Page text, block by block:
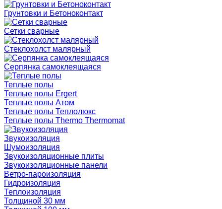
Грунтовки и Бетоноконтакт
Сетки сварные
Cтеклохолст малярный
Серпянка самоклеящаяся
Теплые полы
Теплые полы Ergert
Теплые полы Атом
Теплые полы Теплолюкс
Теплые полы Thermo Thermomat
Звукоизоляция
Шумоизоляция
Звукоизоляционные плиты
Звукоизоляционные панели
Ветро-пароизоляция
Гидроизоляция
Теплоизоляция
Толщиной 30 мм